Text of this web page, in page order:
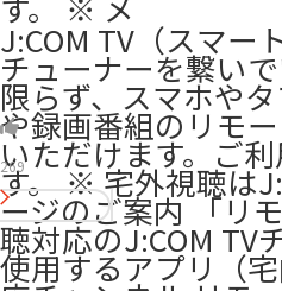
J:COM TV（スマー
チューナーを繋い
限らず、スマホや
や録画番組のリモ
いただけます。ご
す。 ※ 宅外視聴は
ージのご案内 「リ
聴対応のJ:COM TV
使用するアプリ（
269